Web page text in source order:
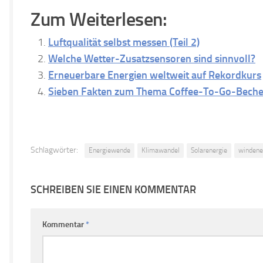
Zum Weiterlesen:
Luftqualität selbst messen (Teil 2)
Welche Wetter-Zusatzsensoren sind sinnvoll?
Erneuerbare Energien weltweit auf Rekordkurs
Sieben Fakten zum Thema Coffee-To-Go-
Schlagwörter: Energiewende Klimawandel Solarenergie
SCHREIBEN SIE EINEN KOMMENTAR
Kommentar *